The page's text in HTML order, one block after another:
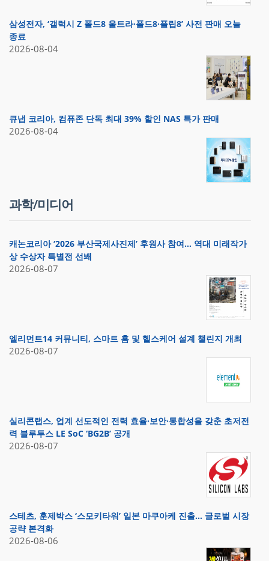
삼성전자, ‘갤럭시 Z 폴드8 울트라·폴드8·플립8’ 사전 판매 오늘
종료
2026-08-04
큐냅 코리아, 컴퓨존 단독 최대 39% 할인 NAS 특가 판매
2026-08-04
과학/미디어
캐논코리아 ‘2026 부산국제사진제’ 후원사 참여… 역대 미래작가
상 수상자 특별전 선봬
2026-08-07
엘리먼트14 커뮤니티, 스마트 홈 및 헬스케어 설계 챌린지 개최
2026-08-07
실리콘랩스, 업계 선도적인 전력 효율·보안·통합성을 갖춘 초저전
력 블루투스 LE SoC ‘BG2B’ 공개
2026-08-07
스테츠, 훈제박스 ‘스모키타워’ 일본 마쿠아케 진출… 글로벌 시장
공략 본격화
2026-08-06